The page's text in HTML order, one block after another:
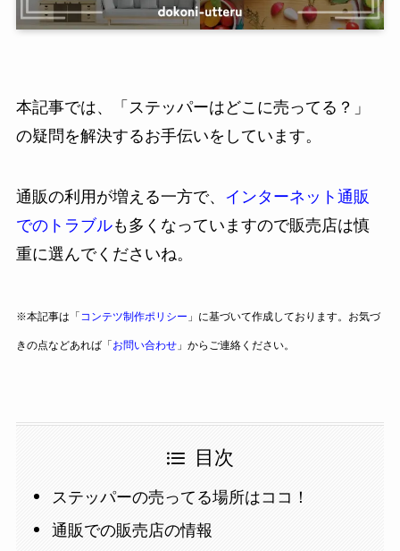
本記事では、「ステッパーはどこに売ってる？」
の疑問を解決するお手伝いをしています。
通販の利用が増える一方で、
インターネット通販
でのトラブルも多くなっていますので販売店は慎
重に選んでくださいね。
※本記事は「 コンテツ制作ポリシー 」に基づいて作成しております。お気づ
きの点などあれば「 お問い合わせ」からご連絡ください。
目次
ステッパーの売ってる場所はココ！
通販での販売店の情報